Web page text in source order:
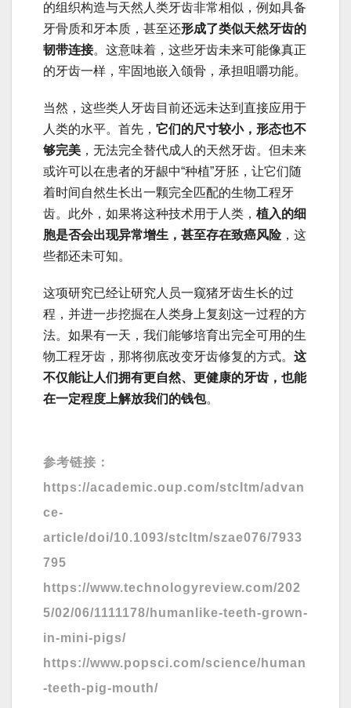
的组织构造与天然人类牙齿非常相似，例如具备
牙骨质和牙本质，甚至还形成了类似天然牙齿的
韧带连接。这意味着，这些牙齿未来可能像真正
的牙齿一样，牢固地嵌入颌骨，承担咀嚼功能。
当然，这些类人牙齿目前还远未达到直接应用于
人类的水平。首先， 它们的尺寸较小，形态也不
够完美 ，无法完全替代成人的天然牙齿。但未来
或许可以在患者的牙龈中“种植”牙胚，让它们随
着时间自然生长出一颗完全匹配的生物工程牙
齿。此外，如果将这种技术用于人类， 植入的细
胞是否会出现异常增生，甚至存在致癌风险，这
些都还未可知。
这项研究已经让研究人员一窥猪牙齿生长的过
程，并进一步挖掘在人类身上复刻这一过程的方
法。如果有一天，我们能够培育出完全可用的生
物工程牙齿，那将彻底改变牙齿修复的方式。 这
不仅能让人们拥有更自然、更健康的牙齿，也能
在一定程度上解放我们的钱包。
参考链接：
https://academic.oup.com/stcltm/advan
ce-
article/doi/10.1093/stcltm/szae076/7933
795
https://www.technologyreview.com/202
5/02/06/1111178/humanlike-teeth-grown-
in-mini-pigs/
https://www.popsci.com/science/human
-teeth-pig-mouth/